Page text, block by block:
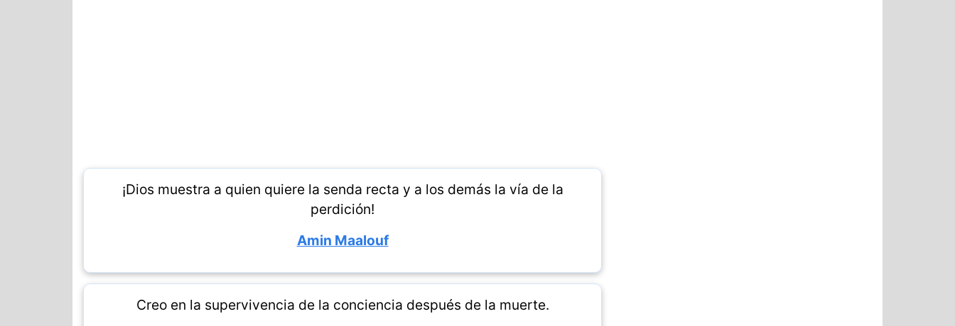
¡Dios muestra a quien quiere la senda recta y a los demás la vía de la
perdición!
Amin Maalouf
Creo en la supervivencia de la conciencia después de la muerte.